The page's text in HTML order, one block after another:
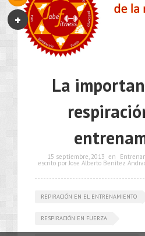
La
15 septiembre, 2013 en
escrito por Jose Alberto Benítez
REPIRACIÓN EN EL ENTRENAMIENTO
RESPIRACIÓN EN FUERZA